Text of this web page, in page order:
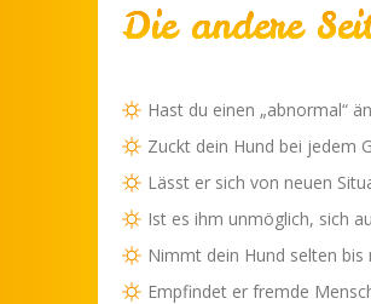
Die andere
Hast du einen „abnormal“
Zuckt dein Hund bei jedem
Lässt er sich von neuen
Ist es ihm unmöglich, sich
Nimmt dein Hund selten
Empfindet er fremde